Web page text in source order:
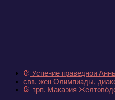
Успение праведной
свв. жен Олимпиа́ды,
прп. Макария